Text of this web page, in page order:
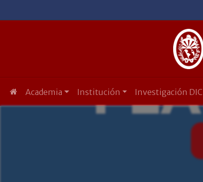
Academia Institución Investigación